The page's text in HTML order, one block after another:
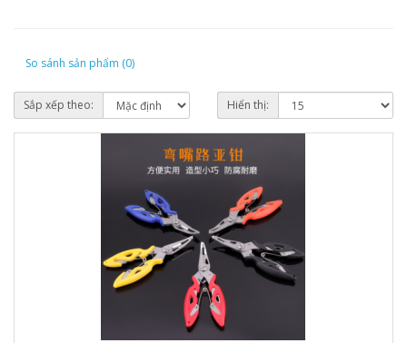
So sánh sản phẩm (0)
Sắp xếp theo: Hiển thị: